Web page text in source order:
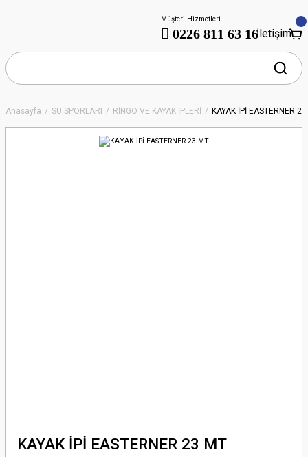
Müşteri Hizmetleri
0226 811 63 16İletişim
Anasayfa SU SPORLARI RİNGO VE KAYAK İPLERİ KAYAK İPİ EASTERNER
KAYAK İPİ EASTERNER 23 MT